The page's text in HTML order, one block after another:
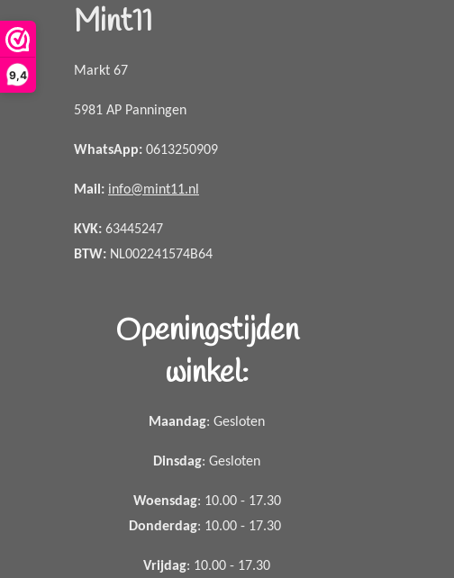
9,4
Mint11
Markt 67
5981 AP Panningen
WhatsApp: 0613250909
Mail: info@mint11.nl
KVK: 63445247
BTW: NL002241574B64
Openingstijden
winkel:
Maandag: Gesloten
Dinsdag: Gesloten
Woensdag: 10.00 - 17.30
Donderdag: 10.00 - 17.30
Vrijdag: 10.00 - 17.30